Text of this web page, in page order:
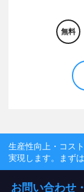
無料
生産性向上・コス
実現します。まず
お問い合わせ